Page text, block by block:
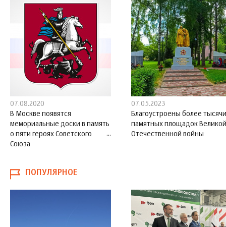
07.08.2020
В Москве появятся
мемориальные доски в память
о пяти героях Советского
Союза
07.05.2023
Благоустроены более тысячи
памятных площадок Великой
Отечественной войны
ПОПУЛЯРНОЕ